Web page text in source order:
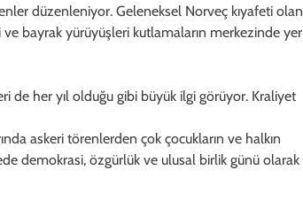
düzenleniyor. Geleneksel Norveç kıyafeti olan
bayrak yürüyüşleri kutlamaların merkezinde yer
de her yıl olduğu gibi büyük ilgi görüyor. Kraliyet
askeri törenlerden çok çocukların ve halkın
demokrasi, özgürlük ve ulusal birlik günü olarak